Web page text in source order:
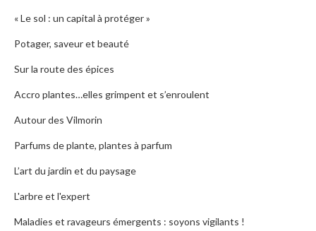
« Le sol : un capital à protéger »
Potager, saveur et beauté
Sur la route des épices
Accro plantes…elles grimpent et s’enroulent
Autour des Vilmorin
Parfums de plante, plantes à parfum
L’art du jardin et du paysage
L'arbre et l'expert
Maladies et ravageurs émergents : soyons vigilants !